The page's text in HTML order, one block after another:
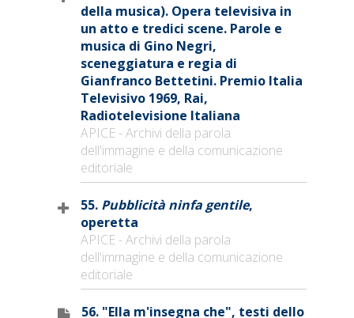
della musica). Opera televisiva in
un atto e tredici scene. Parole e
musica di Gino Negri,
sceneggiatura e regia di
Gianfranco Bettetini. Premio Italia
Televisivo 1969, Rai,
Radiotelevisione Italiana
APICE - Archivi della parola
dell'immagine e della comunicazione
editoriale
55. Pubblicità ninfa gentile,
operetta
APICE - Archivi della parola
dell'immagine e della comunicazione
editoriale
56. "Ella m'insegna che", testi dello